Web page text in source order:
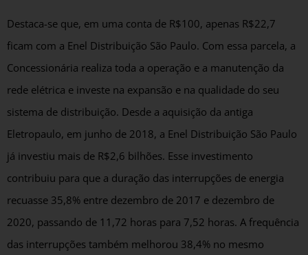
Destaca-se que, em uma conta de R$100, apenas R$22,7
ficam com a Enel Distribuição São Paulo. Com essa parcela, a
Concessionária realiza toda a operação e a manutenção da
rede elétrica e investe na expansão e na qualidade do seu
sistema de distribuição. Desde a aquisição da antiga
Eletropaulo, em junho de 2018, a Enel Distribuição São Paulo
já investiu mais de R$2,6 bilhões. Esse investimento
contribuiu para que a duração das interrupções de energia
recuasse 35,8% entre dezembro de 2017 e dezembro de
2020, passando de 11,72 horas para 7,52 horas. A frequência
das interrupções também melhorou 38,4% no mesmo